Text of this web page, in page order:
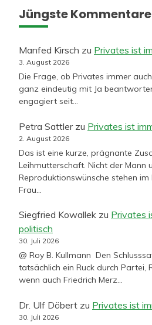
Jüngste Kommentare
Manfed Kirsch zu Privates ist
3. August 2026
Die Frage, ob Privates immer
ganz eindeutig mit Ja
engagiert seit…
Petra Sattlerzu Privates ist
2. August 2026
Das ist eine kurze, prägnante
Leihmutterschaft. Nicht der Mann
Reproduktionswünsche stehen
Frau…
Siegfried Kowallek zu Privates
politisch
30. Juli 2026
@ Roy B. Kullmann Den
tatsächlich ein Ruck durch Partei,
wenn auch Friedrich Merz…
Dr. Ulf Döbert zu Privates ist
30. Juli 2026